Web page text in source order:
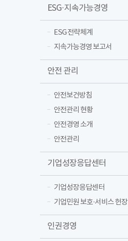
ESG·지속가능경영
ESG 전략체계
지속가능경영 보고서
안전 관리
안전보건방침
안전관리 현황
안전경영 소개
안전관리
기업성장응답센터
기업성장응답센터
기업민원 보호·서비스 헌장
인권경영